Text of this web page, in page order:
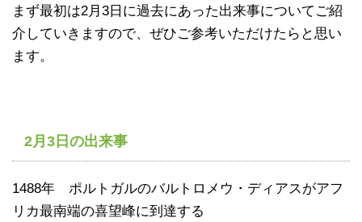
まず最初は2月3日に過去にあった出来事についてご紹
介していきますので、ぜひご参考いただけたらと思い
ます。
2月3日の出来事
1488年 ポルトガルのバルトロメウ・ディアスがアフ
リカ最南端の喜望峰に到達する